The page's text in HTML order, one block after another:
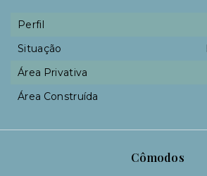
Cômodos
Perfil
Situação
Área Privativa
Área Construída